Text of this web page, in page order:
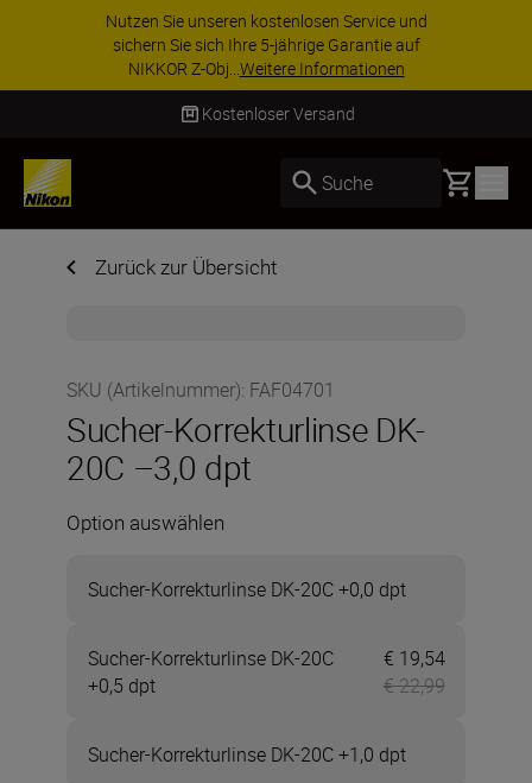
Nutzen Sie unseren kostenlosen Service und
sichern Sie sich Ihre 5-jährige Garantie auf
NIKKOR Z-Obj...Weitere Informationen
Kostenloser Versand
Suche Basket
Zurück zur Übersicht
SKU (Artikelnummer): FAF04701
Sucher-Korrekturlinse DK-
20C –3,0 dpt
Option auswählen
Sucher-Korrekturlinse DK-20C +0,0 dpt
Sucher-Korrekturlinse DK-20C
+0,5 dpt
Jetzt €
€ 19,54
€ 22,99
Sucher-Korrekturlinse DK-20C +1,0 dpt